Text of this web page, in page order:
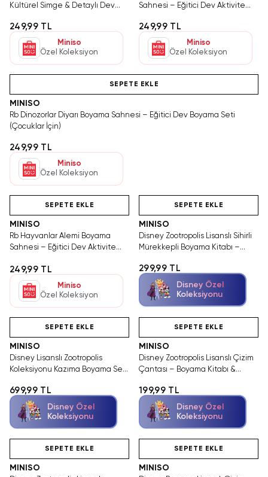
Kültürel Simge & Detaylı Dev
249,99 TL
Miniso
Özel Koleksiyon
Sahnesi – Eğitici Dev Aktivite
249,99 TL
Miniso
Özel Koleksiyon
SEPETE EKLE
MINISO
Rb Dinozorlar Diyarı Boyama Sahnesi – Eğitici Dev Boyama Seti
(Çocuklar İçin)
249,99 TL
Miniso
Özel Koleksiyon
SEPETE EKLE
MINISO
Rb Hayvanlar Alemi Boyama
Sahnesi – Eğitici Dev Aktivite
249,99 TL
Miniso
Özel Koleksiyon
SEPETE EKLE
MINISO
Disney Zootropolis Lisanslı Sihirli
Mürekkepli Boyama Kitabı –
Kullanılabilir Kitap
299,99 TL
Disney Özel
Koleksiyonu
SEPETE EKLE
MINISO
Disney Lisanslı Zootropolis
Koleksiyonu Kazıma Boyama Seti
699,99 TL
Disney Özel
Koleksiyonu
SEPETE EKLE
MINISO
Disney Zootropolis Lisanslı Çizim
Çantası – Boyama Kitabı &
199,99 TL
Disney Özel
Koleksiyonu
SEPETE EKLE
MINISO
SEPETE EKLE
MINISO